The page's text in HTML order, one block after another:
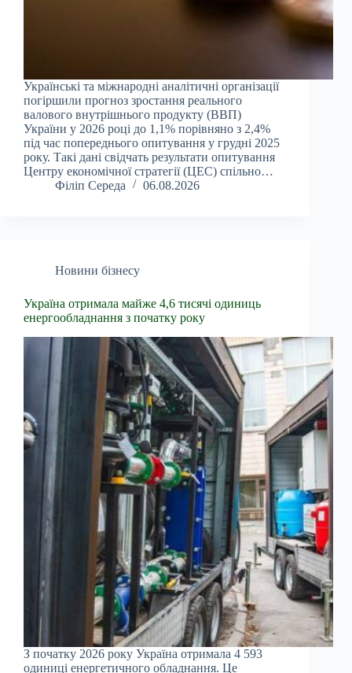
Українські та міжнародні аналітичні організації
погіршили прогноз зростання реального
валового внутрішнього продукту (ВВП)
України у 2026 році до 1,1% порівняно з 2,4%
під час попереднього опитування у грудні 2025
року. Такі дані свідчать результати опитування
Центру економічної стратегії (ЦЕС) спільно…
Філіп Середа
06.08.2026
Новини бізнесу
Україна отримала майже 4,6 тисячі одиниць
енергообладнання з початку року
З початку 2026 року Україна отримала 4 593
одиниці енергетичного обладнання. Це